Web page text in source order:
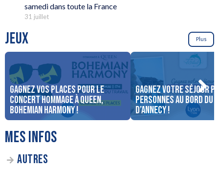
samedi dans toute la France
31 juillet
JEUX Plus
Gagnez vos places pour le
concert Hommage à Queen,
Bohemian Harmony !
Gagnez votre séjour
personnes au bord du
d’Annecy !
MES INFOS
AUTRES